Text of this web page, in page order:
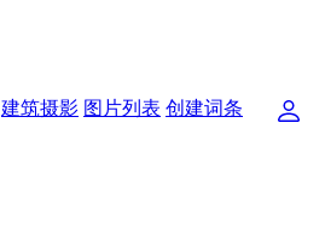
建筑摄影 图片列表 创建词条